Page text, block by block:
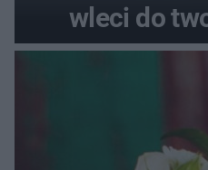
wleci do